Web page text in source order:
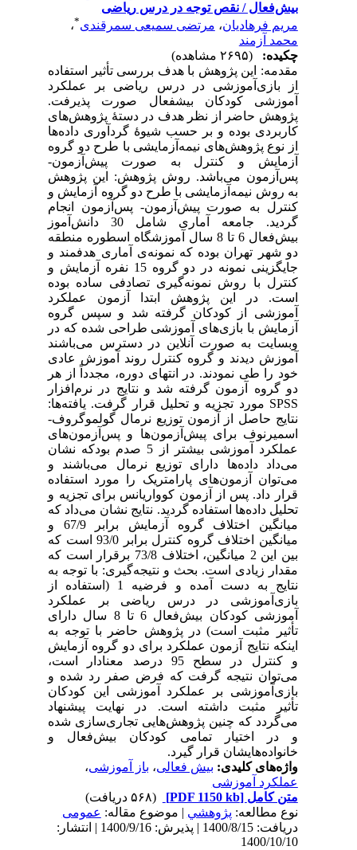
بیش‌فعال / نقص توجه در درس ریاضی
مریم فرهادیان،مرتضی سمیعی سمرقندی* ،
محمد آزمند
چکیده:
مقدمه: این پژوهش با هدف بررسی تأثیر استفاده
از بازی‌آموزشی در درس ریاضی بر عملکرد
آموزشی کودکان بیشفعال صورت پذیرفت.
پژوهش حاضر از نظر هدف در دستۀ پژوهش‌های
کاربردی بوده و بر حسب شیوۀ گردآوری داده‌ها
از نوع پژوهش‌های نیمه‌آزمایشی با طرح دو گروه
آزمایش و کنترل به صورت پیش‌آزمون-
پس‌آزمون می‌باشد. روش پژوهش: این پژوهش
به روش نیمه‌آزمایشی با طرح دو گروه آزمایش و
کنترل به صورت پیش‌آزمون- پس‌آزمون انجام
گردید. جامعه آماری شامل 30 دانش‌آموز
بیش‌فعال 6 تا 8 سال آموزشگاه اسطوره منطقه
دو شهر تهران بوده که نمونه‌ی آماری هدفمند و
جایگزینی نمونه در دو گروه 15 نفره آزمایش و
کنترل با روش نمونه‌گیری تصادفی ساده بوده
است. در این پژوهش ابتدا آزمون عملکرد
آموزشی از کودکان گرفته شد و سپس گروه
آزمایش با بازی‌های آموزشی طراحی شده که در
وبسایت به صورت آنلاین در دسترس می‌باشند
آموزش دیدند و گروه کنترل روند آموزش عادی
خود را طی نمودند. در انتهای دوره، مجدداً از هر
دو گروه آزمون گرفته شد و نتایج در نرم‌افزار
SPSS مورد تجزیه و تحلیل قرار گرفت. یافته‌ها:
نتایج حاصل از آزمون توزیع نرمال گولموگروف-
اسمیرنوف برای پیش‌آزمون‌ها و پس‌آزمون‌های
عملکرد آموزشی بیشتر از 5 صدم بودکه نشان
می‌داد داده‌ها دارای توزیع نرمال می‌باشند و
می‌توان آزمون‌های پارامتریک را مورد استفاده
قرار داد. پس از آزمون کوواریانس برای تجزیه و
تحلیل داده‌ها استفاده گردید. نتایج نشان می‌داد که
میانگین اختلاف گروه آزمایش برابر 67/9 و
میانگین اختلاف گروه کنترل برابر 93/0 است که
بین این 2 میانگین، اختلاف 73/8 برقرار است که
مقدار زیادی است. بحث و نتیجه‌گیری: با توجه به
نتایج به دست آمده و فرضیه 1 (استفاده از
بازی‌آموزشی در درس ریاضی بر عملکرد
آموزشی کودکان بیش‌فعال 6 تا 8 سال دارای
تأثیر مثبت است) در پژوهش حاضر با توجه به
اینکه نتایج آزمون عملکرد برای دو گروه آزمایش
و کنترل در سطح 95 درصد معنادار است،
می‌توان نتیجه گرفت که فرض صفر رد شده و
بازی‌آموزشی بر عملکرد آموزشی این کودکان
تأثیر مثبت داشته است. در نهایت پیشنهاد
می‌گردد که چنین پژوهش‌هایی تجاری‌سازی شده
و در اختیار تمامی کودکان بیش‌فعال و
خانواده‌هایشان قرار گیرد.
واژه‌های کلیدی:بیش فعالی،باز آموزشی،
عملکرد آموزشی
متن کامل[PDF 1150 kb]
نوع مطالعه:پژوهشي| موضوع مقاله:عمومى
دریافت: 1400/8/15 | پذیرش: 1400/9/16 | انتشار:
1400/10/10